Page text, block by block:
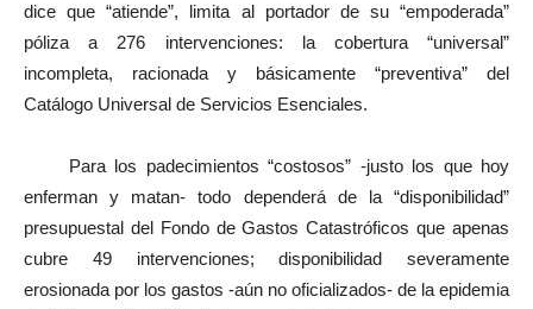
dice que “atiende”, limita al portador de su “empoderada”
póliza a 276 intervenciones: la cobertura “universal”
incompleta, racionada y básicamente “preventiva” del
Catálogo Universal de Servicios Esenciales.
Para los padecimientos “costosos” -justo los que hoy
enferman y matan- todo dependerá de la “disponibilidad”
presupuestal del Fondo de Gastos Catastróficos que apenas
cubre 49 intervenciones; disponibilidad severamente
erosionada por los gastos -aún no oficializados- de la epidemia